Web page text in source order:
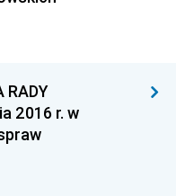
RADY
2016 r. w